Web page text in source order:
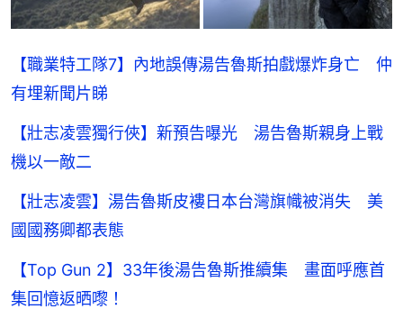
【職業特工隊7】內地誤傳湯告魯斯拍戲爆炸身亡 仲
有埋新聞片睇
【壯志凌雲獨行俠】新預告曝光 湯告魯斯親身上戰
機以一敵二
【壯志凌雲】湯告魯斯皮褸日本台灣旗幟被消失 美
國國務卿都表態
【Top Gun 2】33年後湯告魯斯推續集 畫面呼應首
集回憶返晒嚟！